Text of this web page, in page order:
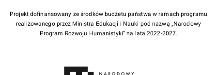
Projekt dofinansowany ze środków budżetu państwa w ramach programu
realizowanego przez Ministra Edukacji i Nauki pod nazwą „Narodowy
Program Rozwoju Humanistyki” na lata 2022-2027.